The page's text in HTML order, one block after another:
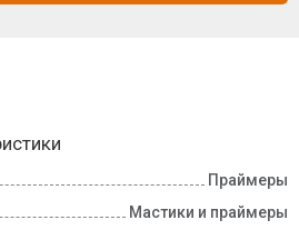
Праймеры
Мастики и праймеры